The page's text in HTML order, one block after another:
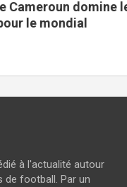
domine le
mondial
à l'actualité autour
de football. Par un